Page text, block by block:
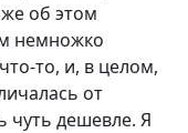
об этом
немножко
то, и, в целом,
от
чуть дешевле. Я